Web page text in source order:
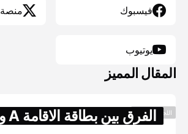
فيسبوك منصة x
يوتيوب
المقال المميز
اللجوء والهجرهالفرق بين بطاقة الاقامة A و B